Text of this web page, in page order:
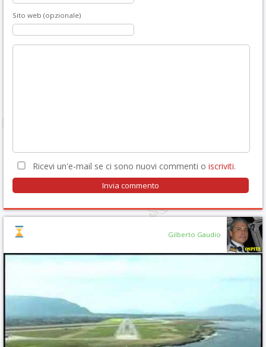
Sito web (opzionale)
Ricevi un'e-mail se ci sono nuovi commenti o iscriviti.
Gilberto Gaudio